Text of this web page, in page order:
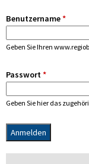
U
T
R
E
I
E
R
Benutzername*
Geben Sie Ihren
Passwort*
Geben Sie hier das